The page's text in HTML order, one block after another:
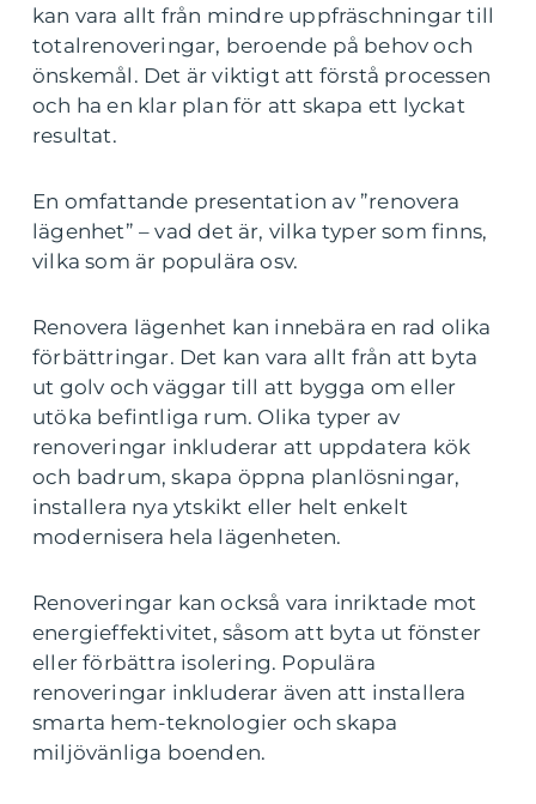
kan vara allt från mindre uppfräschningar till
totalrenoveringar, beroende på behov och
önskemål. Det är viktigt att förstå processen
och ha en klar plan för att skapa ett lyckat
resultat.
En omfattande presentation av ”renovera
lägenhet” – vad det är, vilka typer som finns,
vilka som är populära osv.
Renovera lägenhet kan innebära en rad olika
förbättringar. Det kan vara allt från att byta
ut golv och väggar till att bygga om eller
utöka befintliga rum. Olika typer av
renoveringar inkluderar att uppdatera kök
och badrum, skapa öppna planlösningar,
installera nya ytskikt eller helt enkelt
modernisera hela lägenheten.
Renoveringar kan också vara inriktade mot
energieffektivitet, såsom att byta ut fönster
eller förbättra isolering. Populära
renoveringar inkluderar även att installera
smarta hem-teknologier och skapa
miljövänliga boenden.